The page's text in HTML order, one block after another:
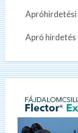
Apróhirdetési
Apró hirdetés